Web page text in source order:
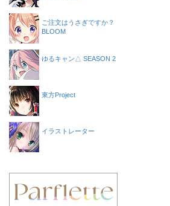
ご注文はうさぎですか？
BLOOM
ゆるキャン△ SEASON 2
東方Project
イラストレーター